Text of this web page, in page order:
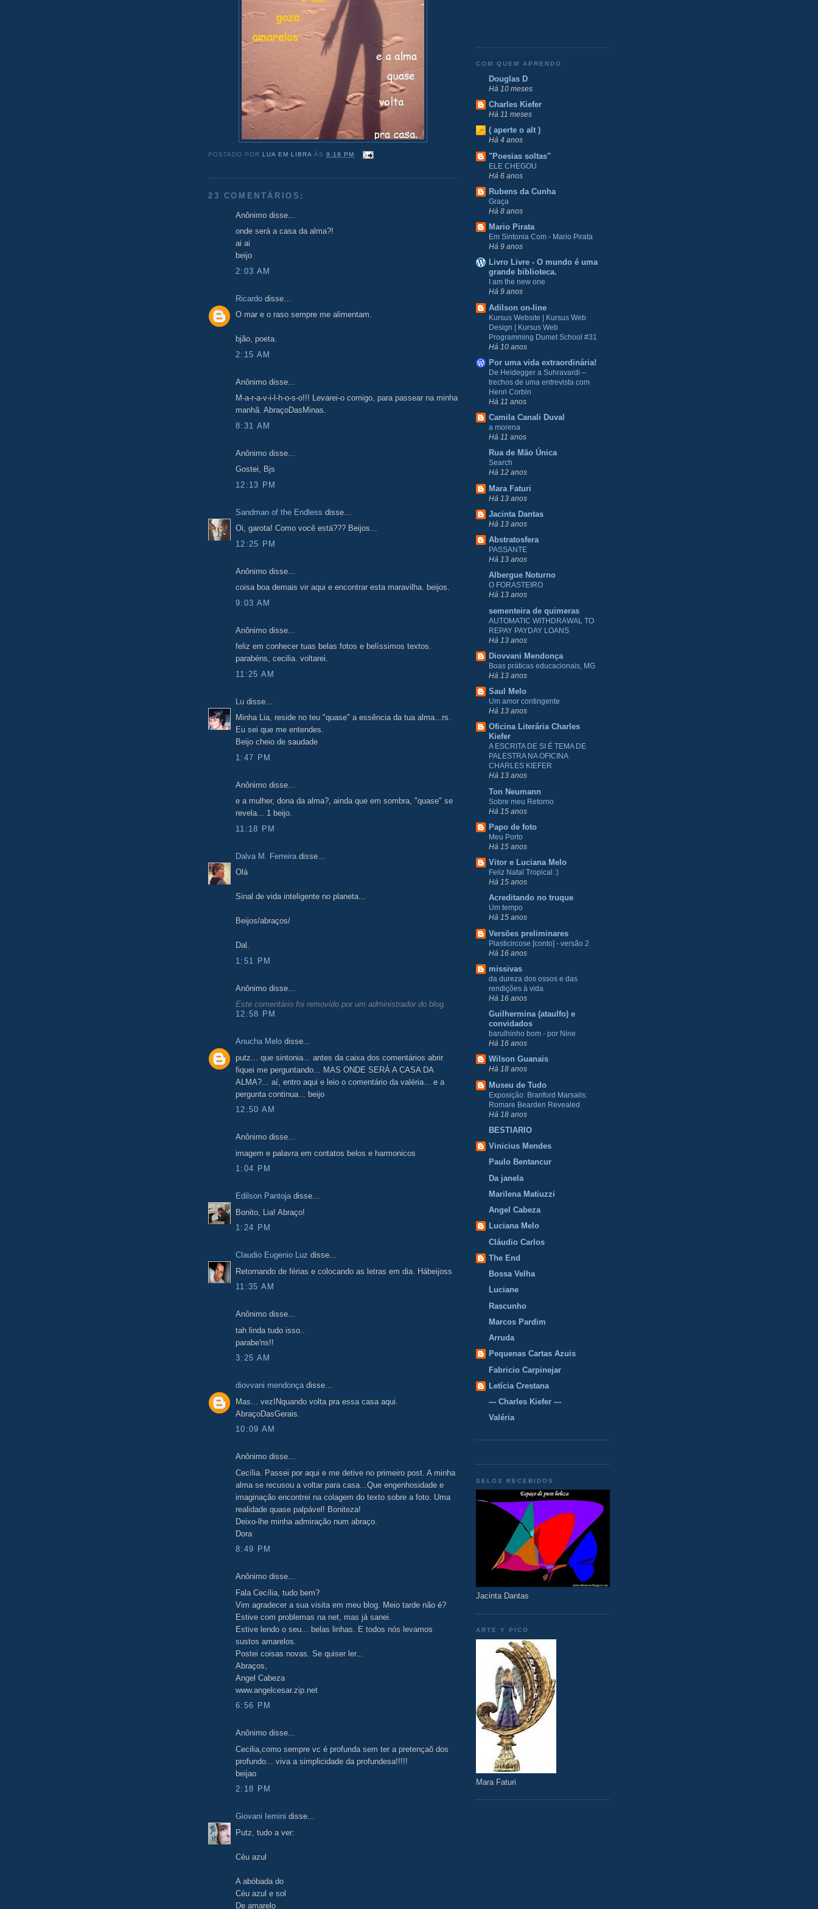
POSTADO POR LUA EM LIBRA ÀS9:18 PM
23 COMENTÁRIOS:
Anônimo disse...
onde será a casa da alma?!
ai ai
beijo
2:03 AM
Ricardo disse...
O mar e o raso sempre me alimentam.
bjão, poeta.
2:15 AM
Anônimo disse...
M-a-r-a-v-i-l-h-o-s-o!!! Levarei-o comigo, para passear na minha
manhã. AbraçoDasMinas.
8:31 AM
Anônimo disse...
Gostei, Bjs
12:13 PM
Sandman of the Endless disse...
Oi, garota! Como você está??? Beijos...
12:25 PM
Anônimo disse...
coisa boa demais vir aqui e encontrar esta maravilha. beijos.
9:03 AM
Anônimo disse...
feliz em conhecer tuas belas fotos e belíssimos textos.
parabéns, cecilia. voltarei.
11:25 AM
Lu disse...
Minha Lia, reside no teu "quase" a essência da tua alma...rs.
Eu sei que me entendes.
Beijo cheio de saudade
1:47 PM
Anônimo disse...
e a mulher, dona da alma?, ainda que em sombra, "quase" se
revela... 1 beijo.
11:18 PM
Dalva M. Ferreira disse...
Olá
Sinal de vida inteligente no planeta...
Beijos/abraços/
Dal.
1:51 PM
Anônimo disse...
Este comentário foi removido por um administrador do blog.
12:58 PM
Anucha Melo disse...
putz... que sintonia... antes da caixa dos comentários abrir
fiquei me perguntando... MAS ONDE SERÁ A CASA DA
ALMA?... aí, entro aqui e leio o comentário da valéria... e a
pergunta continua... beijo
12:50 AM
Anônimo disse...
imagem e palavra em contatos belos e harmonicos
1:04 PM
Edilson Pantoja disse...
Bonito, Lia! Abraço!
1:24 PM
Claudio Eugenio Luz disse...
Retornando de férias e colocando as letras em dia. Hábeijoss
11:35 AM
Anônimo disse...
tah linda tudo isso..
parabe'ns!!
3:25 AM
diovvani mendonça disse...
Mas... vezINquando volta pra essa casa aqui.
AbraçoDasGerais.
10:09 AM
Anônimo disse...
Cecília. Passei por aqui e me detive no primeiro post. A minha
alma se recusou a voltar para casa...Que engenhosidade e
imaginação encontrei na colagem do texto sobre a foto. Uma
realidade quase palpável! Boniteza!
Deixo-lhe minha admiração num abraço.
Dora
8:49 PM
Anônimo disse...
Fala Cecília, tudo bem?
Vim agradecer a sua visita em meu blog. Meio tarde não é?
Estive com problemas na net, mas já sanei.
Estive lendo o seu... belas linhas. E todos nós levamos
sustos amarelos.
Postei coisas novas. Se quiser ler...
Abraços,
Angel Cabeza
www.angelcesar.zip.net
6:56 PM
Anônimo disse...
Cecilia,como sempre vc é profunda sem ter a pretençaõ dos
profundo... viva a simplicidade da profundesa!!!!!
beijao
2:18 PM
Giovani Iemini disse...
Putz, tudo a ver:
Céu azul
A abóbada do
Céu azul e sol
De amarelo
COM QUEM APRENDO
Douglas D
Há 10 meses
Charles Kiefer
Há 11 meses
( aperte o alt )
Há 4 anos
"Poesias soltas"
ELE CHEGOU
Há 6 anos
Rubens da Cunha
Graça
Há 8 anos
Mario Pirata
Em Sintonia Com - Mario Pirata
Há 9 anos
Livro Livre - O mundo é uma
grande biblioteca.
I am the new one
Há 9 anos
Adilson on-line
Kursus Website | Kursus Web
Design | Kursus Web
Programming Dumet School #31
Há 10 anos
Por uma vida extraordinária!
De Heidegger a Suhravardi –
trechos de uma entrevista com
Henri Corbin
Há 11 anos
Camila Canali Duval
a morena
Há 11 anos
Rua de Mão Única
Search
Há 12 anos
Mara Faturi
Há 13 anos
Jacinta Dantas
Há 13 anos
Abstratosfera
PASSANTE
Há 13 anos
Albergue Noturno
O FORASTEIRO
Há 13 anos
sementeira de quimeras
AUTOMATIC WITHDRAWAL TO
REPAY PAYDAY LOANS
Há 13 anos
Diovvani Mendonça
Boas práticas educacionais, MG
Há 13 anos
Saul Melo
Um amor contingente
Há 13 anos
Oficina Literária Charles
Kiefer
A ESCRITA DE SI É TEMA DE
PALESTRA NA OFICINA
CHARLES KIEFER
Há 13 anos
Ton Neumann
Sobre meu Retorno
Há 15 anos
Papo de foto
Meu Porto
Há 15 anos
Vitor e Luciana Melo
Feliz Natal Tropical :)
Há 15 anos
Acreditando no truque
Um tempo
Há 15 anos
Versões preliminares
Plasticircose [conto] - versão 2
Há 16 anos
missivas
da dureza dos ossos e das
rendições à vida
Há 16 anos
Guilhermina (ataulfo) e
convidados
barulhinho bom - por Nine
Há 16 anos
Wilson Guanais
Há 18 anos
Museu de Tudo
Exposição: Branford Marsalis:
Romare Bearden Revealed
Há 18 anos
BESTIARIO
Vinicius Mendes
Paulo Bentancur
Da janela
Marilena Matiuzzi
Angel Cabeza
Luciana Melo
Cláudio Carlos
The End
Bossa Velha
Luciane
Rascunho
Marcos Pardim
Arruda
Pequenas Cartas Azuis
Fabricio Carpinejar
Letícia Crestana
--- Charles Kiefer ---
Valéria
SELOS RECEBIDOS
Jacinta Dantas
ARTE Y PICO
Mara Faturi